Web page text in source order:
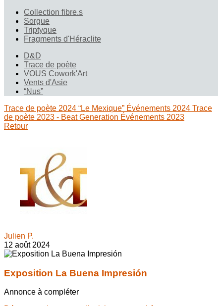
Collection fibre.s
Sorgue
Triptyque
Fragments d'Héraclite
D&D
Trace de poète
VOUS Cowork'Art
Vents d'Asie
“Nus”
Trace de poète 2024 “Le Mexique” Événements 2024 Trace
de poète 2023 - Beat Generation Événements 2023
Retour
Julien P.
12 août 2024
Exposition La Buena Impresión
Annonce à compléter